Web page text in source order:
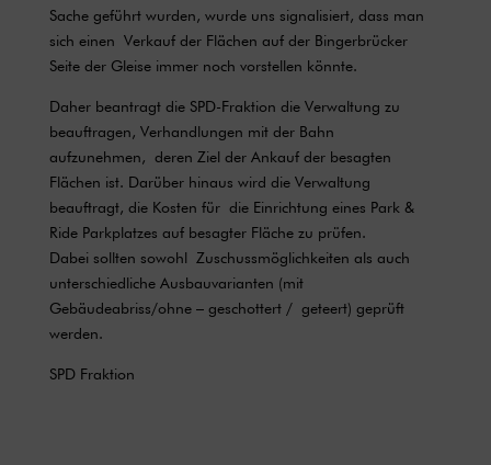
Sache geführt wurden, wurde uns signalisiert, dass man
sich einen Verkauf der Flächen auf der Bingerbrücker
Seite der Gleise immer noch vorstellen könnte.
Daher beantragt die SPD-Fraktion die Verwaltung zu
beauftragen, Verhandlungen mit der Bahn
aufzunehmen, deren Ziel der Ankauf der besagten
Flächen ist. Darüber hinaus wird die Verwaltung
beauftragt, die Kosten für die Einrichtung eines Park &
Ride Parkplatzes auf besagter Fläche zu prüfen.
Dabei sollten sowohl Zuschussmöglichkeiten als auch
unterschiedliche Ausbauvarianten (mit
Gebäudeabriss/ohne – geschottert / geteert) geprüft
werden.
SPD Fraktion